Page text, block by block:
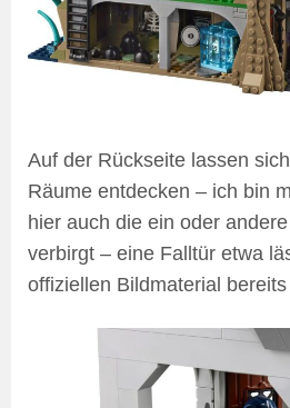
Auf der Rückseite lassen
Räume entdecken – ich bin
hier auch die ein oder
verbirgt – eine Falltür etwa
offiziellen Bildmaterial